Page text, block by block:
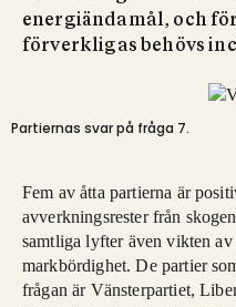
energiändamål, och
förverkligas behövs
Partiernas svar på fråga 7.
Fem av åtta partierna är
avverkningsrester från
samtliga lyfter även vikten
markbördighet. De partier
frågan är Vänsterpartiet,